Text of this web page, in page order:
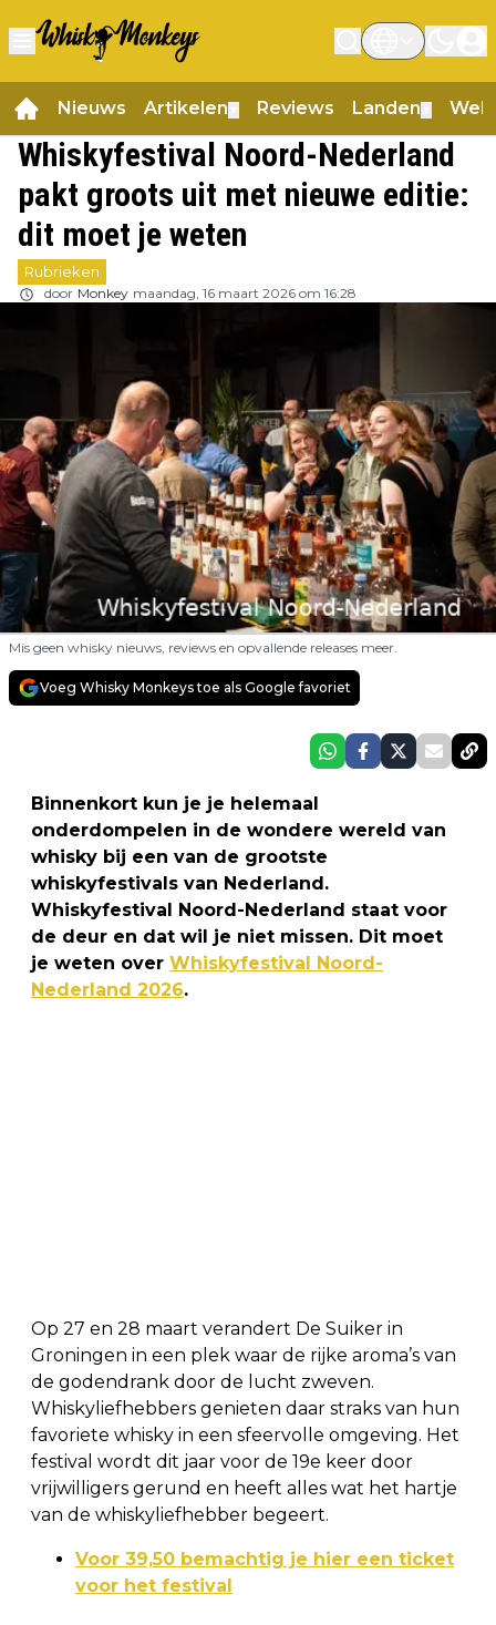
Nieuws Artikelen Reviews Landen
Whiskyfestival Noord-Nederland
pakt groots uit met nieuwe editie:
dit moet je weten
Rubrieken
door Monkey maandag, 16 maart 2026 om 16:28
Mis geen whisky nieuws, reviews en opvallende releases meer.
Voeg Whisky Monkeys toe als Google favoriet
Binnenkort kun je je helemaal
onderdompelen in de wondere wereld van
whisky bij een van de grootste
whiskyfestivals van Nederland.
Whiskyfestival Noord-Nederland staat voor
de deur en dat wil je niet missen. Dit moet
je weten over Whiskyfestival Noord-
Nederland 2026.
Op 27 en 28 maart verandert De Suiker in
Groningen in een plek waar de rijke aroma’s van
de godendrank door de lucht zweven.
Whiskyliefhebbers genieten daar straks van hun
favoriete whisky in een sfeervolle omgeving. Het
festival wordt dit jaar voor de 19e keer door
vrijwilligers gerund en heeft alles wat het hartje
van de whiskyliefhebber begeert.
Voor 39,50 bemachtig je hier een ticket
voor het festival